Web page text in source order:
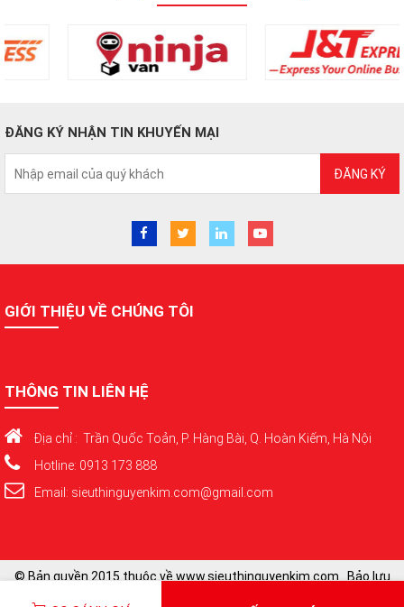
ĐĂNG KÝ NHẬN TIN KHUYẾN MẠI
ĐĂNG KÝ
GIỚI THIỆU VỀ CHÚNG TÔI
THÔNG TIN LIÊN HỆ
Địa chỉ : Trần Quốc Toản, P. Hàng Bài, Q. Hoàn Kiếm, Hà Nội
Hotline: 0913 173 888
Email: sieuthinguyenkim.com@gmail.com
© Bản quyền 2015 thuộc về www.sieuthinguyenkim.com . Bảo lưu